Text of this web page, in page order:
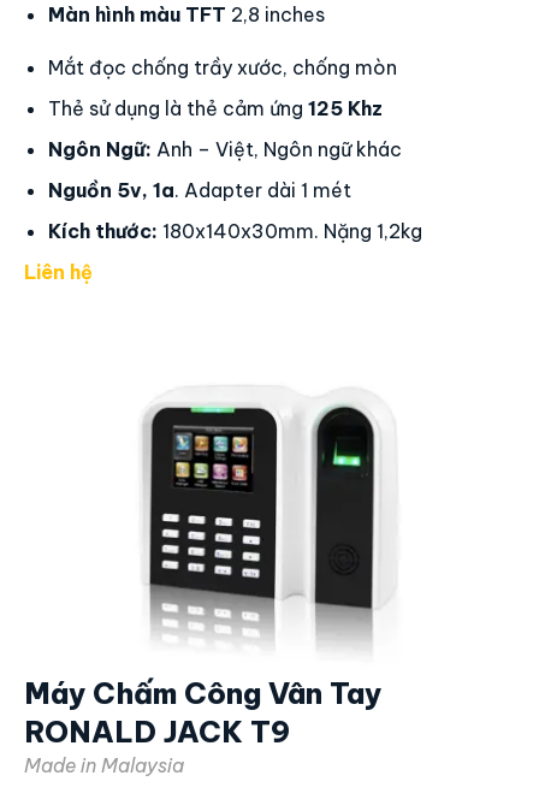
Màn hình màu TFT 2,8 inches
Mắt đọc chống trầy xước, chống mòn
Thẻ sử dụng là thẻ cảm ứng 125 Khz
Ngôn Ngữ: Anh – Việt, Ngôn ngữ khác
Nguồn 5v, 1a. Adapter dài 1 mét
Kích thước: 180x140x30mm. Nặng 1,2kg
Liên hệ
Máy Chấm Công Vân Tay
RONALD JACK T9
Made in Malaysia